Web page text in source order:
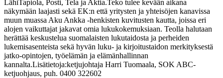
LähiTapiola, Posti, Tela ja Aktia.Teko tulee kevään aikana
näkymään laajasti sekä EK:n että yritysten ja yhteisöjen kanavissa
muun muassa Aku Ankka -henkisten kuvitusten kautta, joissa eri
alojen vaikuttajat jakavat omia lukukokemuksiaan. Teolla halutaan
herättää keskustelua suomalaisten lukutaidosta ja perheiden
lukemisasenteista sekä hyvän luku- ja kirjoitustaidon merkityksestä
jatko-opintojen, työelämän ja elämänhallinnan
kannalta.Lisätietoja:ketjujohtaja Harri Tuomaala, SOK ABC-
ketjuohjaus, puh. 0400 322602